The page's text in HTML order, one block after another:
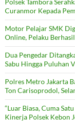
Polsek Tambora
Curanmor Kepada
Motor Pelajar SMK
Online, Pelaku
Dua Pengedar
Sabu Hingga Puluhan
Polres Metro Jakarta
Ton Carisoprodol,
“Luar Biasa, Cuma
Kinerja Polsek Kebon